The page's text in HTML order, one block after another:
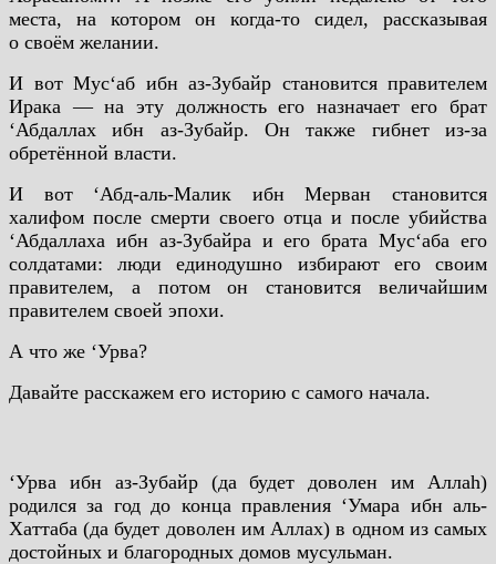
места, на котором он когда-то сидел, рассказывая
о своём желании.
И вот Мус‘аб ибн аз-Зубайр становится правителем
Ирака — на эту должность его назначает его брат
‘Абдаллах ибн аз-Зубайр. Он также гибнет из-за
обретённой власти.
И вот ‘Абд-аль-Малик ибн Мерван становится
халифом после смерти своего отца и после убийства
‘Абдаллаха ибн аз-Зубайра и его брата Мус‘аба его
солдатами: люди единодушно избирают его своим
правителем, а потом он становится величайшим
правителем своей эпохи.
А что же ‘Урва?
Давайте расскажем его историю с самого начала.
‘Урва ибн аз-Зубайр (да будет доволен им Аллаh)
родился за год до конца правления ‘Умара ибн аль-
Хаттаба (да будет доволен им Аллах) в одном из самых
достойных и благородных домов мусульман.